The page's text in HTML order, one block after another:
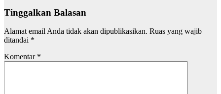
Tinggalkan Balasan
Alamat email Anda tidak akan dipublikasikan. Ruas yang wajib
ditandai *
Komentar *